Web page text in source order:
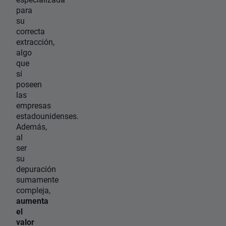
para
su
correcta
extracción,
algo
que
sí
poseen
las
empresas
estadounidenses.
Además,
al
ser
su
depuración
sumamente
compleja,
aumenta
el
valor